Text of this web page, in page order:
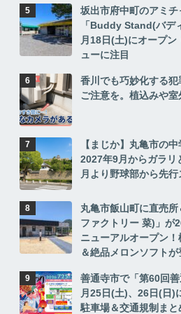
坂出市府中町のアミ
「Buddy Stand(バデ
月18日(土)にオープ
ューに注目
香川でも巧妙化する
ご注意を。植込みや
【まじか】丸亀市の
2027年9月からガラリ
月より野球部から先行
丸亀市飯山町に直売
ファクトリー 菜)」が
ニューアルオープン
＆絶品メロンソフト
善通寺市で「第60回
月25日(土)、26日(日)
駐車場＆交通規制まと